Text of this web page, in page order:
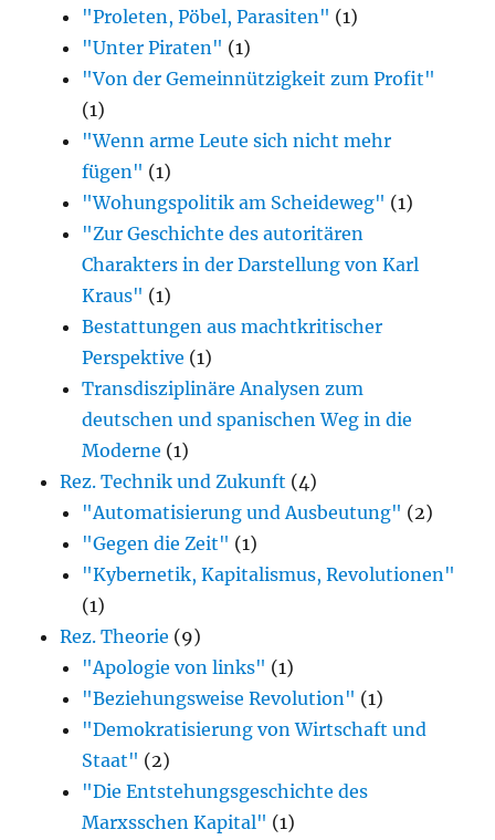
"Proleten, Pöbel, Parasiten" (1)
"Unter Piraten" (1)
"Von der Gemeinnützigkeit zum Profit"
(1)
"Wenn arme Leute sich nicht mehr
fügen" (1)
"Wohungspolitik am Scheideweg" (1)
"Zur Geschichte des autoritären
Charakters in der Darstellung von Karl
Kraus" (1)
Bestattungen aus machtkritischer
Perspektive (1)
Transdisziplinäre Analysen zum
deutschen und spanischen Weg in die
Moderne (1)
Rez. Technik und Zukunft (4)
"Automatisierung und Ausbeutung" (2)
"Gegen die Zeit" (1)
"Kybernetik, Kapitalismus, Revolutionen"
(1)
Rez. Theorie (9)
"Apologie von links" (1)
"Beziehungsweise Revolution" (1)
"Demokratisierung von Wirtschaft und
Staat" (2)
"Die Entstehungsgeschichte des
Marxsschen Kapital" (1)